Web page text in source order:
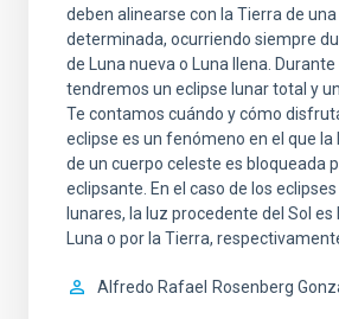
deben alinearse con la Tierra de
determinada, ocurriendo siempre
de Luna nueva o Luna llena.
tendremos un eclipse lunar total y
Te contamos cuándo y cómo
eclipse es un fenómeno en el que
de un cuerpo celeste es bloqueada
eclipsante. En el caso de los
lunares, la luz procedente del Sol
Luna o por la Tierra,
Alfredo Rafael Rosenberg